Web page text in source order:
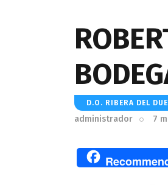
D.O. RIBERA DEL
administrador
7